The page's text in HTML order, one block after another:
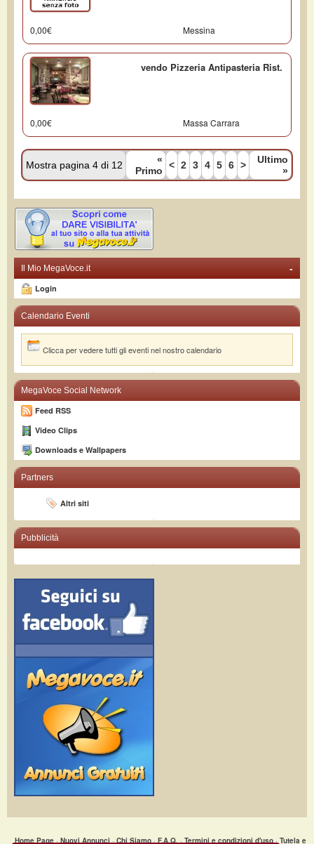
0,00€ Messina
vendo Pizzeria Antipasteria Rist.
0,00€ Massa Carrara
Mostra pagina 4 di 12
«
Primo
< 2 3 4 5 6 >
Ultimo
»
-
Il Mio MegaVoce.it
Login
Calendario Eventi
Clicca per vedere tutti gli eventi nel nostro calendario
MegaVoce Social Network
Feed RSS
Video Clips
Downloads e Wallpapers
Partners
Altri siti
Pubblicità
Home Page·Nuovi Annunci·Chi Siamo·F.A.Q.·Termini e condizioni d'uso·Tutela e